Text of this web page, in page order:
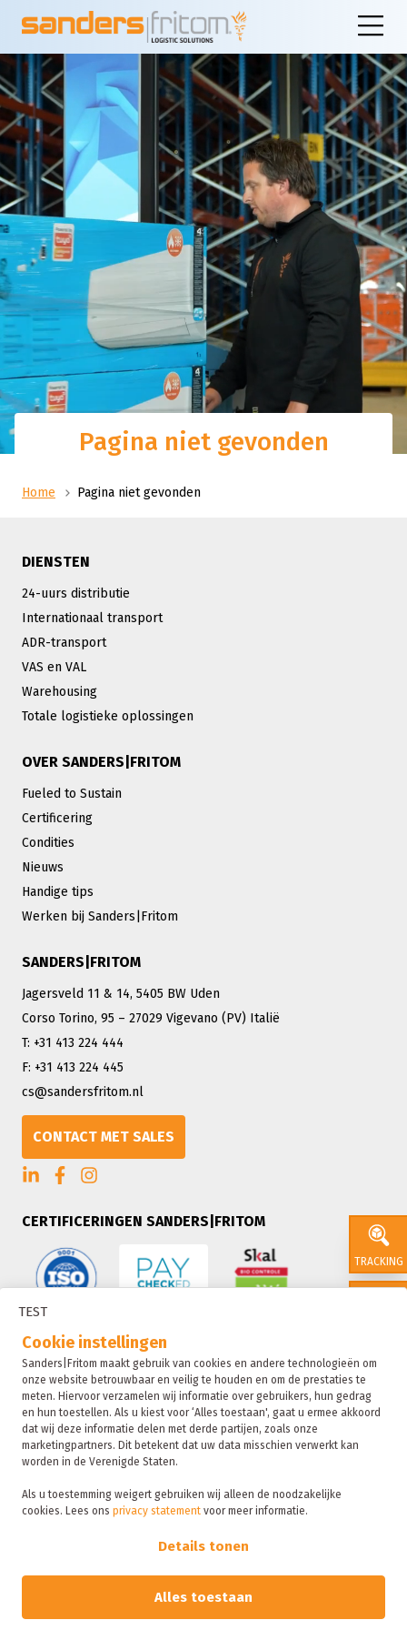
TEST
Cookie instellingen
Sanders|Fritom maakt gebruik van cookies en andere technologieën om
onze website betrouwbaar en veilig te houden en om de prestaties te
meten. Hiervoor verzamelen wij informatie over gebruikers, hun gedrag
en hun toestellen. Als u kiest voor ‘Alles toestaan', gaat u ermee akkoord
dat wij deze informatie delen met derde partijen, zoals onze
marketingpartners. Dit betekent dat uw data misschien verwerkt kan
worden in de Verenigde Staten.
Als u toestemming weigert gebruiken wij alleen de noodzakelijke
cookies. Lees onsprivacy statement voor meer informatie.
Details tonen
Alles toestaan
TRACKING
SALES
Pagina niet gevonden
Home Pagina niet gevonden
DIENSTEN
24-uurs distributie
Internationaal transport
ADR-transport
VAS en VAL
Warehousing
Totale logistieke oplossingen
OVER SANDERS|FRITOM
Fueled to Sustain
Certificering
Condities
Nieuws
Handige tips
Werken bij Sanders|Fritom
SANDERS|FRITOM
Jagersveld 11 & 14, 5405 BW Uden
Corso Torino, 95 – 27029 Vigevano (PV) Italië
T: +31 413 224 444
F: +31 413 224 445
cs@sandersfritom.nl
CONTACT MET SALES
CERTIFICERINGEN SANDERS|FRITOM
Sanders|Fritom is onderdeel van de Fritom Group
Privacybeleid